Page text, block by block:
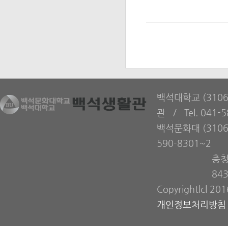
백석대학교
관 / Tel. 041-
백석문화대
590-8301~2
충
Copyrightlcl
개인정보처리방침